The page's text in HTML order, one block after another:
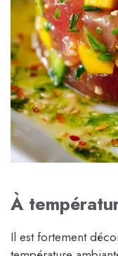
À
Il est fortement